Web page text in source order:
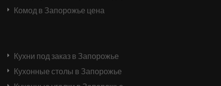
Комод в Запорожье цена
Кухни под заказ в Запорожье
Кухонные столы в Запорожье